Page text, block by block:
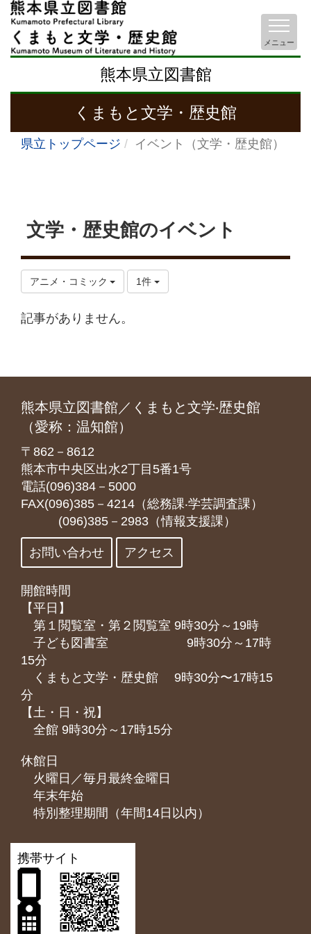
熊本県立図書館
くまもと文学・歴史館
メニュー
県立トップページ イベント（文学・歴史館）
文学・歴史館のイベント
アニメ・コミック 1件
記事がありません。
熊本県立図書館／くまもと文学‧歴史館
（愛称：温知館）
〒862－8612
熊本市中央区出水2丁目5番1号
電話(096)384－5000
FAX(096)385－4214（総務課‧学芸調査課）
(096)385－2983（情報支援課）
お問い合わせ アクセス
開館時間
【平日】
第１閲覧室・第２閲覧室 9時30分～19時
子ども図書室 9時30分～17時
15分
くまもと⽂学・歴史館 9時30分〜17時15
分
【土・日・祝】
全館 9時30分～17時15分
休館日
火曜日／毎月最終金曜日
年末年始
特別整理期間（年間14日以内）
携帯サイト